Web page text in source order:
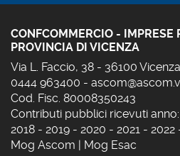
CONFCOMMERCIO - IMPRESE
PROVINCIA DI VICENZA
Via L. Faccio, 38 - 36100
0444 963400 -
Cod. Fisc. 80008350243
Contributi pubblici ricevuti anno:
2018 - 2019 - 2020 - 2021 - 2022
Mog Ascom | Mog Esac